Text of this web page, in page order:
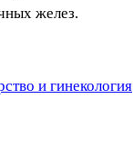
желез.
и гинекология